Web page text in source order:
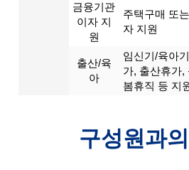
금융기관
이자 지
원
주택구매 또
자 지원
출산/육
아
임신기/육아
가, 출산휴가,
봄휴직 등 지
구성원과